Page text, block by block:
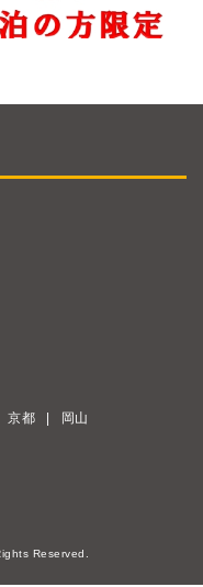
京都 岡山
Reserved.